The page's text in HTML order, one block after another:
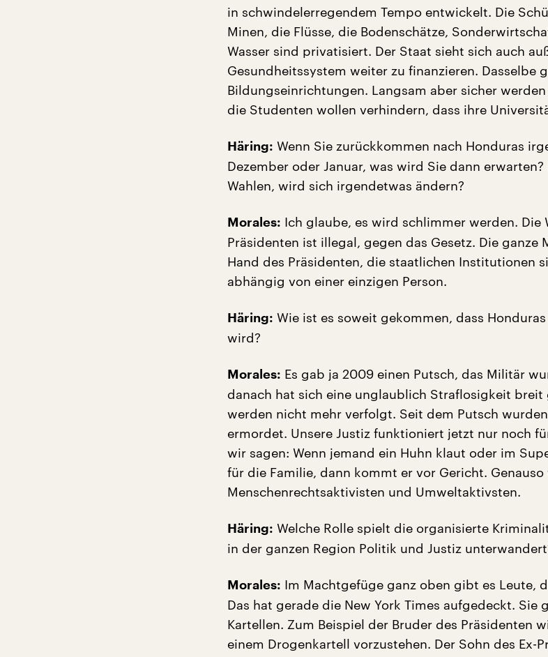
in schwindelerregendem Tempo entwickelt. Die
Minen, die Flüsse, die Bodenschätze,
Wasser sind privatisiert. Der Staat sieht sich auch
Gesundheitssystem weiter zu finanzieren. Dasselbe
Bildungseinrichtungen. Langsam aber sicher
die Studenten wollen verhindern, dass ihre
Häring: Wenn Sie zurückkommen nach Honduras
Dezember oder Januar, was wird Sie dann erwarten?
Wahlen, wird sich irgendetwas ändern?
Morales: Ich glaube, es wird schlimmer werden. Die
Präsidenten ist illegal, gegen das Gesetz. Die ganze
Hand des Präsidenten, die staatlichen Institutionen
abhängig von einer einzigen Person.
Häring: Wie ist es soweit gekommen, dass
wird?
Morales: Es gab ja 2009 einen Putsch, das Militär
danach hat sich eine unglaublich Straflosigkeit breit
werden nicht mehr verfolgt. Seit dem Putsch
ermordet. Unsere Justiz funktioniert jetzt nur noch
wir sagen: Wenn jemand ein Huhn klaut oder im
für die Familie, dann kommt er vor Gericht. Genauso
Menschenrechtsaktivisten und Umweltaktivsten.
Häring: Welche Rolle spielt die organisierte
in der ganzen Region Politik und Justiz
Morales: Im Machtgefüge ganz oben gibt es Leute,
Das hat gerade die New York Times aufgedeckt. Sie
Kartellen. Zum Beispiel der Bruder des Präsidenten
einem Drogenkartell vorzustehen. Der Sohn des Ex-